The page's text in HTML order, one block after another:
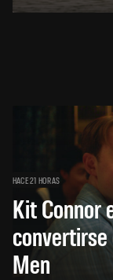
HACE 21 HORAS
Kit Connor
convertirse
Men